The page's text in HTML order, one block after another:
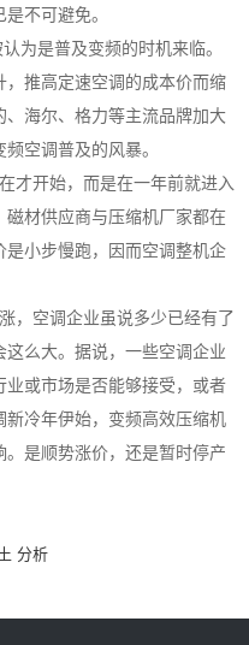
不可避免。
是普及变频的时机来临。
推高定速空调的成本价而缩
海尔、格力等主流品牌加大
空调普及的风暴。
开始，而是在一年前就进入
材供应商与压缩机厂家都在
小步慢跑，因而空调整机企
空调企业虽说多少已经有了
么大。据说，一些空调企业
或市场是否能够接受，或者
冷年伊始，变频高效压缩机
是顺势涨价，还是暂时停产
分析